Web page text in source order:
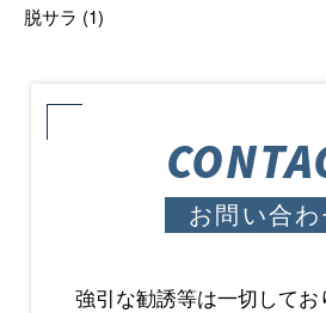
脱サラ (1)
お問い合わ
強引な勧誘等は一切してお